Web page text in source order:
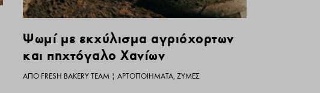
Ψωμί με εκχύλισμα αγριόχορτων
και πηχτόγαλο Χανίων
ΑΠΌ FRESH BAKERY TEAM |ΑΡΤΟΠΟΙΉΜΑΤΑ,ΖΎΜΕΣ